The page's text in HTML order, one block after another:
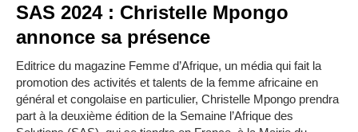
SAS 2024 : Christelle Mpongo
annonce sa présence
Editrice du magazine Femme d’Afrique, un média qui fait la
promotion des activités et talents de la femme africaine en
général et congolaise en particulier, Christelle Mpongo prendra
part à la deuxième édition de la Semaine l’Afrique des